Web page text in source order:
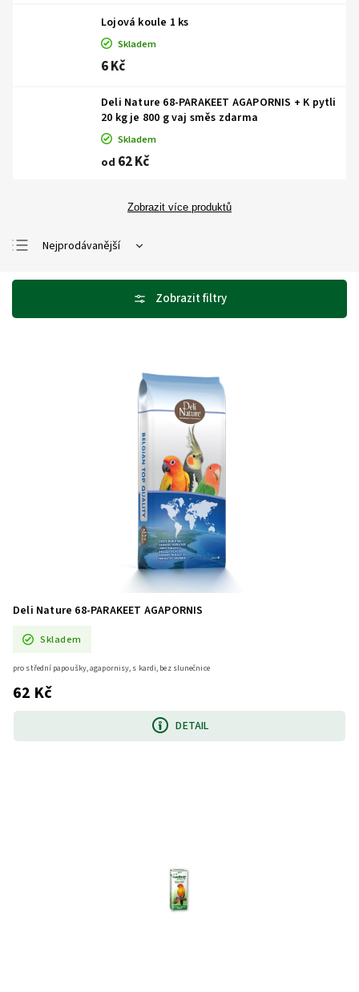
Lojová koule 1 ks
Skladem
6 Kč
Deli Nature 68-PARAKEET AGAPORNIS + K pytli
20 kg je 800 g vaj směs zdarma
Skladem
od 62 Kč
Zobrazit více produktů
Nejprodávanější
Abecedně
Deli Nature 68-PARAKEET AGAPORNIS
Skladem
62 Kč
DETAIL
pro střední papoušky, agapornisy, s kardi, bez slunečnice